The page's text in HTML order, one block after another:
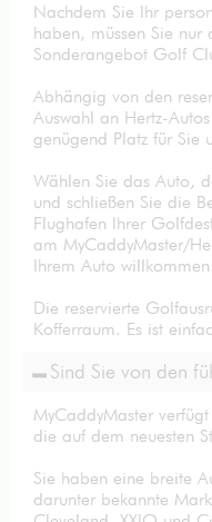
Nachdem Sie Ihr
haben, müssen Sie nur
Sonderangebot Golf
Abhängig von den
Auswahl an Hertz-
genügend Platz für Sie
Wählen Sie das Auto,
und schließen Sie die
Flughafen Ihrer
am MyCaddyMaster/
Ihrem Auto
Die reservierte
Kofferraum. Es ist
Sind Sie von den
MyCaddyMaster
die auf dem neuesten
Sie haben eine breite
darunter bekannte